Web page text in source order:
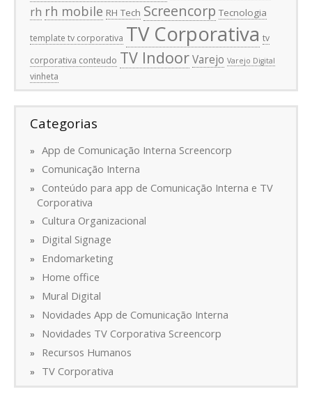
rh rh mobile RH Tech Screencorp Tecnologia
template tv corporativa TV Corporativa tv
corporativa conteudo TV IndoorVarejo Varejo Digital
vinheta
Categorias
App de Comunicação Interna Screencorp
Comunicação Interna
Conteúdo para app de Comunicação Interna e TV
Corporativa
Cultura Organizacional
Digital Signage
Endomarketing
Home office
Mural Digital
Novidades App de Comunicação Interna
Novidades TV Corporativa Screencorp
Recursos Humanos
TV Corporativa